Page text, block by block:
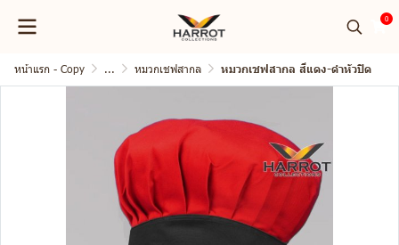
0
หน้าแรก - Copy ... หมวกเชฟสากล หมวกเชฟสากล สีแดง-ดำหัวปิด